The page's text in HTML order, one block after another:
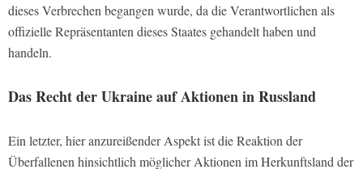
dieses Verbrechen begangen wurde, da die Verantwortlichen als
offizielle Repräsentanten dieses Staates gehandelt haben und
handeln.
Das Recht der Ukraine auf Aktionen in Russland
Ein letzter, hier anzureißender Aspekt ist die Reaktion der
Überfallenen hinsichtlich möglicher Aktionen im Herkunftsland der